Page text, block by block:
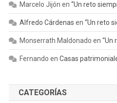
Marcelo Jijón en “Un reto
Alfredo Cárdenas en “Un reto
Monserrath Maldonado en “Un
Fernando en Casas
CATEGORÍAS